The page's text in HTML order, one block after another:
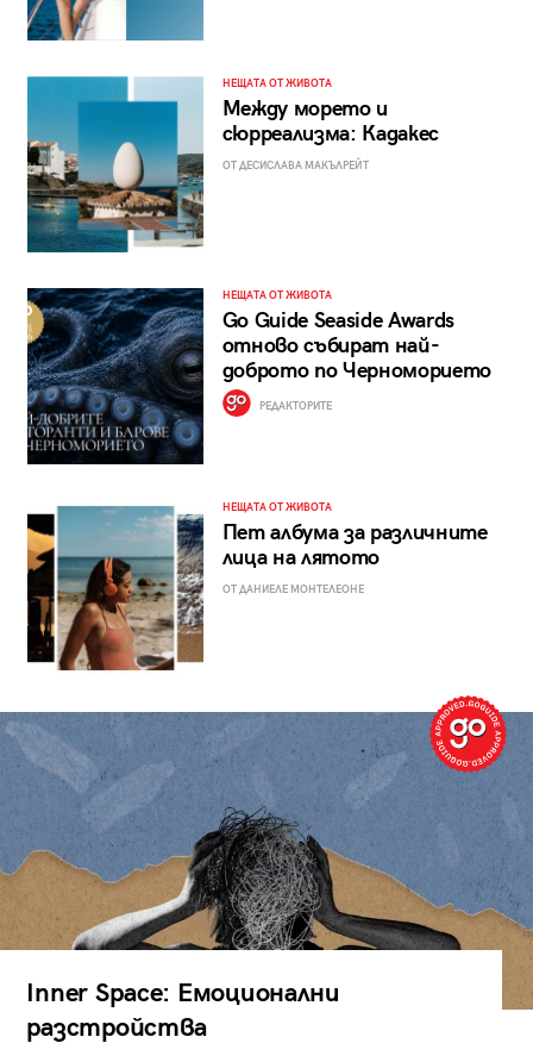
НЕЩАТА ОТ ЖИВОТА
Между морето и
сюрреализма: Кадакес
ОТ ДЕСИСЛАВА МАКЪЛРЕЙТ
НЕЩАТА ОТ ЖИВОТА
Go Guide Seaside Awards
отново събират най-
доброто по Черноморието
РЕДАКТОРИТЕ
НЕЩАТА ОТ ЖИВОТА
Пет албума за различните
лица на лятото
ОТ ДАНИЕЛЕ МОНТЕЛЕОНЕ
Inner Space: Емоционални
разстройства